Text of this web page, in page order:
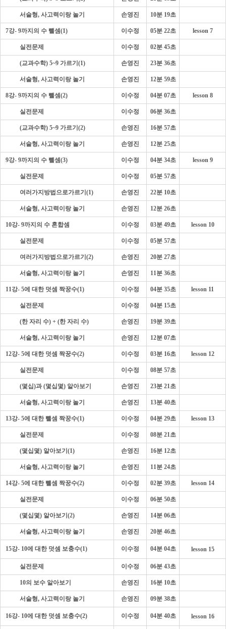
서술형, 사고력이랑 놀기 손영진 10분 19초
7강- 9까지의 수 뺄셈(1) 이수정 05분 22초 lesson 7
실전문제 이수정 02분 45초
(교과수학) 5~9 가르기(1) 손영진 23분 36초
서술형, 사고력이랑 놀기 손영진 12분 59초
8강- 9까지의 수 뺄셈(2) 이수정 04분 07초 lesson 8
실전문제 이수정 06분 36초
(교과수학) 5~9 가르기(2) 손영진 16분 57초
서술형, 사고력이랑 놀기 손영진 12분 25초
9강- 9까지의 수 뺄셈(3) 이수정 04분 34초 lesson 9
실전문제 이수정 05분 57초
여러가지방법으로가르기(1) 손영진 22분 10초
서술형, 사고력이랑 놀기 손영진 12분 26초
10강- 9까지의 수 혼합셈 이수정 03분 49초 lesson 10
실전문제 이수정 05분 57초
여러가지방법으로가르기(2) 손영진 20분 27초
서술형, 사고력이랑 놀기 손영진 11분 36초
11강- 5에 대한 덧셈 짝꿍수(1) 이수정 04분 35초 lesson 11
실전문제 이수정 04분 15초
(한 자리 수) + (한 자리 수) 손영진 19분 39초
서술형, 사고력이랑 놀기 손영진 12분 07초
12강- 5에 대한 덧셈 짝꿍수(2) 이수정 03분 16초 lesson 12
실전문제 이수정 08분 57초
(몇십)과 (몇십몇) 알아보기 손영진 23분 21초
서술형, 사고력이랑 놀기 손영진 13분 40초
13강- 5에 대한 뺄셈 짝꿍수(1) 이수정 04분 29초 lesson 13
실전문제 이수정 08분 21초
(몇십몇) 알아보기(1) 손영진 16분 12초
서술형, 사고력이랑 놀기 손영진 11분 24초
14강- 5에 대한 뺄셈 짝꿍수(2) 이수정 02분 39초 lesson 14
실전문제 이수정 06분 50초
(몇십몇) 알아보기(2) 손영진 14분 06초
서술형, 사고력이랑 놀기 손영진 20분 46초
15강- 10에 대한 덧셈 보충수(1) 이수정 04분 04초 lesson 15
실전문제 이수정 06분 43초
10의 보수 알아보기 손영진 16분 10초
서술형, 사고력이랑 놀기 손영진 09분 38초
16강- 10에 대한 덧셈 보충수(2) 이수정 04분 40초 lesson 16